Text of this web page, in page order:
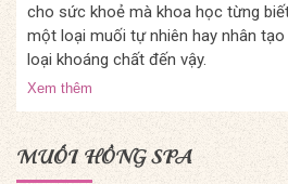
cho sức khoẻ mà khoa học từng
một loại muối tự nhiên hay nhân
loại khoáng chất đến vậy.
Xem thêm
MUỐI HỒNG SPA